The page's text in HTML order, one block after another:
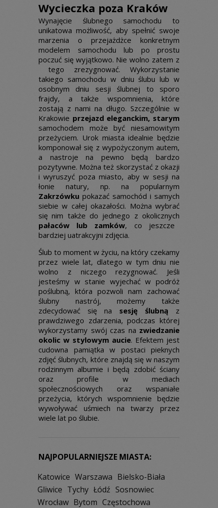
Wycieczka poza Kraków
Wynajęcie ślubnego samochodu to
unikatowa możliwość, aby spełnić swoje
marzenia o przejażdżce konkretnym
modelem samochodu lub po prostu
poczuć się wyjątkowo. Nie wolno zatem z
tego zrezygnować. Wykorzystanie
takiego samochodu w dniu ślubu lub w
osobnym dniu sesji ślubnej to sporo
frajdy, a także wspomnienia, które
zostają z nami na długo. Szczególnie w
Krakowie przejazd eleganckim, starym
samochodem może być niesamowitym
przeżyciem. Urok miasta idealnie będzie
komponował się z wypożyczonym autem,
a nastroje na pewno będą bardzo
pozytywne. Można też skorzystać z okazji
i wyruszyć poza miasto, aby w sesji na
łonie natury, np. na popularnym
Zakrzówku pokazać samochód i samych
siebie w całej okazałości. Można wybrać
się nim także do jednego z okolicznych
pałaców lub zamków, co jeszcze
bardziej uatrakcyjni zdjęcia.
Ślub to moment w życiu, na który czekamy
przez wiele lat, dlatego w tym dniu nie
wolno z niczego rezygnować. Jeśli
jesteśmy w stanie wyjechać w podróż
poślubną, która pozwoli nam zachować
ślubny nastrój, możemy także
zdecydować się na sesję ślubną z
prawdziwego zdarzenia, podczas której
wykorzystamy swój czas na zwiedzanie
okolic w stylowym aucie. Efektem jest
cudowna pamiątka w postaci pieknych
zdjęć ślubnych, które znajdą się w naszym
rodzinnym albumie i będą zdobić ściany
oraz profile w mediach
społecznościowych oraz wspaniałe
przeżycia, których wspomnienie będzie
wywoływać uśmiech na twarzy przez
wiele lat po ślubie.
NAJPOPULARNIEJSZE MIASTA:
Katowice Warszawa Bielsko-Biała
Gliwice Tychy Łódź Sosnowiec
Wrocław Bytom Częstochowa